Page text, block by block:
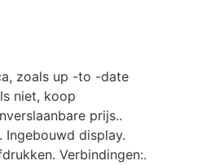
zoals up -to -date
niet, koop
prijs..
Ingebouwd display.
Verbindingen:.